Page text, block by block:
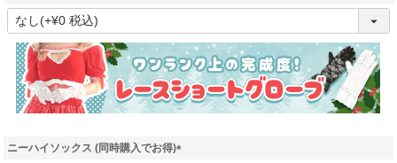
(
須
)
ニーハイソックス (同時購入でお得)